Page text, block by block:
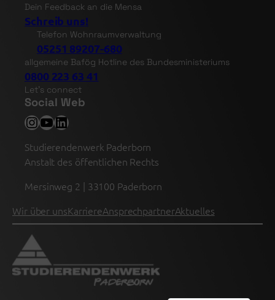
Dein Feedback an die Mensa
Schreib uns!
Telefon Wohnraumverwaltung
05251 89207-680
allgemeine Bafög Hotline des Bundesministeriums
0800 223 63 41
Let’s connect
Social Web
Instagram
YouTube
LinkedIn
Studierendenwerk Paderborn
Anstalt des öffentlichen Rechts
Mersinweg 2 | 33100 Paderborn
Wir über unsKarriereAnsprechpartnerAktuelles